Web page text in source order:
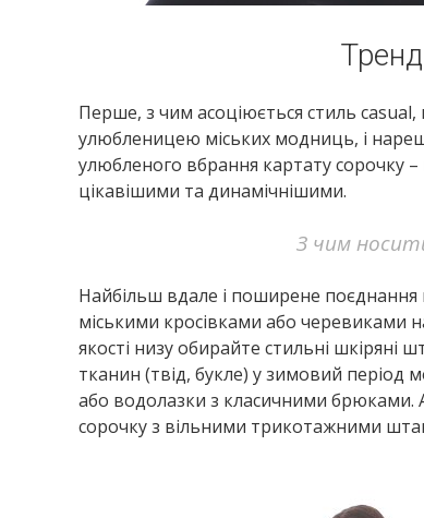
Перше, з чим асоціюється стиль casual,
улюбленицею міських модниць, і
улюбленого вбрання картату сорочку
цікавішими та динамічнішими.
З чим
Найбільш вдале і поширене поєднання
міськими кросівками або черевиками
якості низу обирайте стильні шкіряні
тканин (твід, букле) у зимовий період
або водолазки з класичними брюками.
сорочку з вільними трикотажними